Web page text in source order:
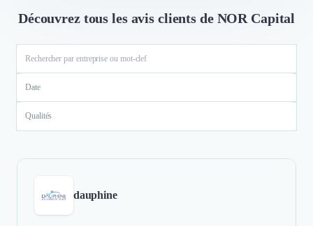
Découvrez tous les avis clients de NOR Capital
Date
Qualités
dauphine